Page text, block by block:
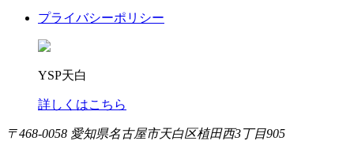
プライバシーポリシー
YSP天白
詳しくはこちら
〒468-0058 愛知県名古屋市天白区植田西3丁目905